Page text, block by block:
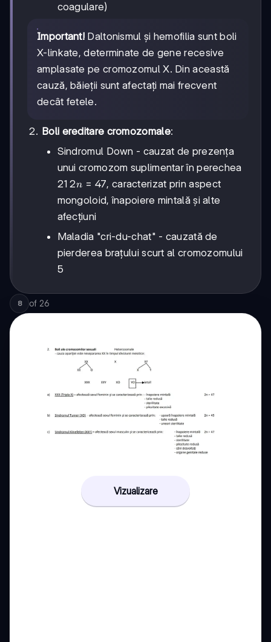
coagulare)
Important! Daltonismul și hemofilia sunt boli
X-linkate, determinate de gene recesive
amplasate pe cromozomul X. Din această
cauză, băieții sunt afectați mai frecvent
decât fetele.
Boli ereditare cromozomale:
Sindromul Down - cauzat de prezența
unui cromozom suplimentar în perechea
212n
=
47
2n = 47, caracterizat prin aspect
mongoloid, înapoiere mintală și alte
afecțiuni
Maladia "cri-du-chat" - cauzată de
pierderea brațului scurt al cromozomului
5
8 of 26
Vizualizare